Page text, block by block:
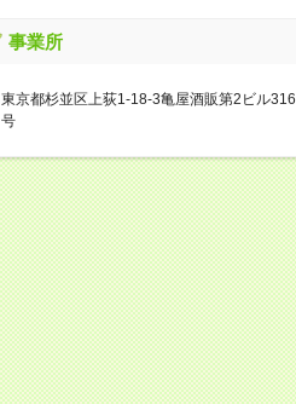
事業所
東京都杉並区上荻1-18-3亀屋酒販第2ビル316
号